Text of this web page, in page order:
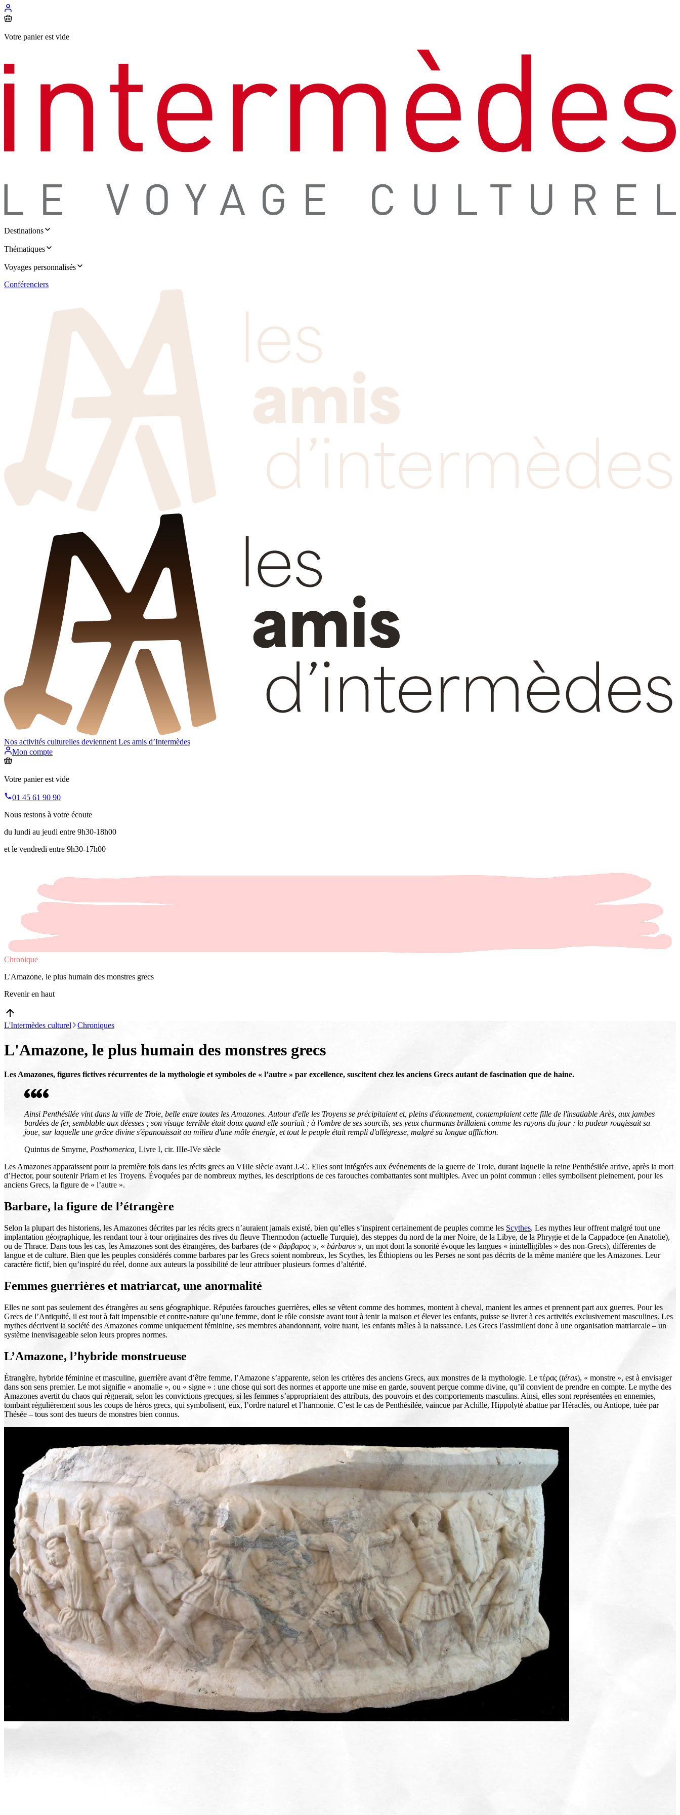
Votre panier est vide
Destinations
Thématiques
Voyages personnalisés
Conférenciers
Nos activités culturelles deviennent Les amis d’Intermèdes
Mon compte
Votre panier est vide
01 45 61 90 90
Nous restons à votre écoute
du lundi au jeudi entre 9h30-18h00
et le vendredi entre 9h30-17h00
Chronique
L'Amazone, le plus humain des monstres grecs
Revenir en haut
L'Intermèdes culturel Chroniques
L'Amazone, le plus humain des monstres grecs
Les Amazones, figures fictives récurrentes de la mythologie et symboles de « l’autre » par excellence, suscitent chez les anciens Grecs autant de fascination que de haine.
Ainsi Penthésilée vint dans la ville de Troie, belle entre toutes les Amazones. Autour d'elle les Troyens se précipitaient et, pleins d'étonnement, contemplaient cette fille de l'insatiable Arès, aux jambes
bardées de fer, semblable aux déesses ; son visage terrible était doux quand elle souriait ; à l'ombre de ses sourcils, ses yeux charmants brillaient comme les rayons du jour ; la pudeur rougissait sa
joue, sur laquelle une grâce divine s'épanouissait au milieu d'une mâle énergie, et tout le peuple était rempli d'allégresse, malgré sa longue affliction.
Quintus de Smyrne, Posthomerica, Livre I, cir. IIIe-IVe siècle
Les Amazones apparaissent pour la première fois dans les récits grecs au VIIIe siècle avant J.-C. Elles sont intégrées aux événements de la guerre de Troie, durant laquelle la reine Penthésilée arrive, après la mort
d’Hector, pour soutenir Priam et les Troyens. Évoquées par de nombreux mythes, les descriptions de ces farouches combattantes sont multiples. Avec un point commun : elles symbolisent pleinement, pour les
anciens Grecs, la figure de « l’autre ».
Barbare, la figure de l’étrangère
Selon la plupart des historiens, les Amazones décrites par les récits grecs n’auraient jamais existé, bien qu’elles s’inspirent certainement de peuples comme les Scythes. Les mythes leur offrent malgré tout une
implantation géographique, les rendant tour à tour originaires des rives du fleuve Thermodon (actuelle Turquie), des steppes du nord de la mer Noire, de la Libye, de la Phrygie et de la Cappadoce (en Anatolie),
ou de Thrace. Dans tous les cas, les Amazones sont des étrangères, des barbares (de « βάρβαρος », « bárbaros », un mot dont la sonorité évoque les langues « inintelligibles » des non-Grecs), différentes de
langue et de culture. Bien que les peuples considérés comme barbares par les Grecs soient nombreux, les Scythes, les Éthiopiens ou les Perses ne sont pas décrits de la même manière que les Amazones. Leur
caractère fictif, bien qu’inspiré du réel, donne aux auteurs la possibilité de leur attribuer plusieurs formes d’altérité.
Femmes guerrières et matriarcat, une anormalité
Elles ne sont pas seulement des étrangères au sens géographique. Réputées farouches guerrières, elles se vêtent comme des hommes, montent à cheval, manient les armes et prennent part aux guerres. Pour les
Grecs de l’Antiquité, il est tout à fait impensable et contre-nature qu’une femme, dont le rôle consiste avant tout à tenir la maison et élever les enfants, puisse se livrer à ces activités exclusivement masculines. Les
mythes décrivent la société des Amazones comme uniquement féminine, ses membres abandonnant, voire tuant, les enfants mâles à la naissance. Les Grecs l’assimilent donc à une organisation matriarcale – un
système inenvisageable selon leurs propres normes.
L’Amazone, l’hybride monstrueuse
Étrangère, hybride féminine et masculine, guerrière avant d’être femme, l’Amazone s’apparente, selon les critères des anciens Grecs, aux monstres de la mythologie. Le τέρας (téras), « monstre », est à envisager
dans son sens premier. Le mot signifie « anomalie », ou « signe » : une chose qui sort des normes et apporte une mise en garde, souvent perçue comme divine, qu’il convient de prendre en compte. Le mythe des
Amazones avertit du chaos qui règnerait, selon les convictions grecques, si les femmes s’appropriaient des attributs, des pouvoirs et des comportements masculins. Ainsi, elles sont représentées en ennemies,
tombant régulièrement sous les coups de héros grecs, qui symbolisent, eux, l’ordre naturel et l’harmonie. C’est le cas de Penthésilée, vaincue par Achille, Hippolytè abattue par Héraclès, ou Antiope, tuée par
Thésée – tous sont des tueurs de monstres bien connus.